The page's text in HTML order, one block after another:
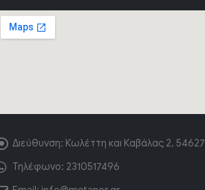
Διεύθυνση: Κωλέττη και Καβάλας 2, 54627
Τηλέφωνο: 2310517496